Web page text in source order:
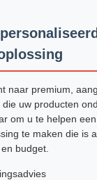
naar premium,
uw producten
om u te helpen een
te maken die is
budget.